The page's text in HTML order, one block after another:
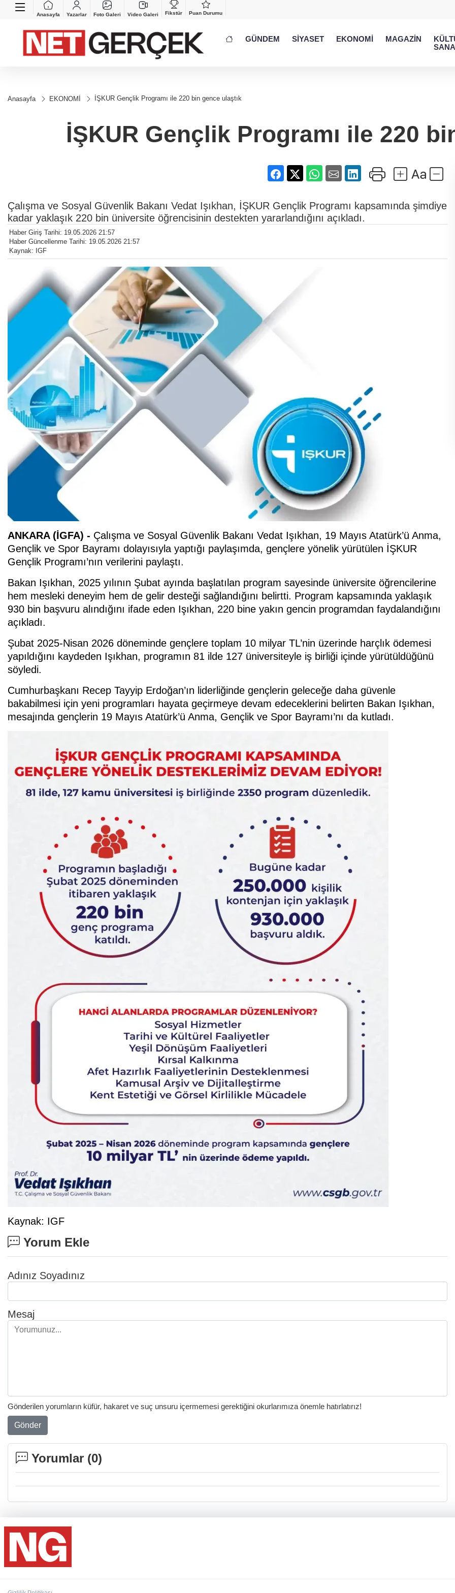
Anasayfa Yazarlar Foto Galeri Video Galeri Fikstür Puan Durumu
GÜNDEM SİYASET EKONOMİ MAGAZİN
Anasayfa EKONOMİ İŞKUR Gençlik Programı ile 220 bin gence ulaştık
İŞKUR Gençlik Programı ile 220
Çalışma ve Sosyal Güvenlik Bakanı Vedat Işıkhan, İŞKUR Gençlik Programı kapsamında şimdiye
kadar yaklaşık 220 bin üniversite öğrencisinin destekten yararlandığını açıkladı.
Haber Giriş Tarihi: 19.05.2026 21:57
Haber Güncellenme Tarihi: 19.05.2026 21:57
Kaynak: IGF
ANKARA (İGFA) - Çalışma ve Sosyal Güvenlik Bakanı Vedat Işıkhan, 19 Mayıs Atatürk’ü Anma,
Gençlik ve Spor Bayramı dolayısıyla yaptığı paylaşımda, gençlere yönelik yürütülen İŞKUR
Gençlik Programı’nın verilerini paylaştı.
Bakan Işıkhan, 2025 yılının Şubat ayında başlatılan program sayesinde üniversite öğrencilerine
hem mesleki deneyim hem de gelir desteği sağlandığını belirtti. Program kapsamında yaklaşık
930 bin başvuru alındığını ifade eden Işıkhan, 220 bine yakın gencin programdan faydalandığını
açıkladı.
Şubat 2025-Nisan 2026 döneminde gençlere toplam 10 milyar TL’nin üzerinde harçlık ödemesi
yapıldığını kaydeden Işıkhan, programın 81 ilde 127 üniversiteyle iş birliği içinde yürütüldüğünü
söyledi.
Cumhurbaşkanı Recep Tayyip Erdoğan’ın liderliğinde gençlerin geleceğe daha güvenle
bakabilmesi için yeni programları hayata geçirmeye devam edeceklerini belirten Bakan Işıkhan,
mesajında gençlerin 19 Mayıs Atatürk’ü Anma, Gençlik ve Spor Bayramı’nı da kutladı.
Kaynak: IGF
Yorum Ekle
Adınız Soyadınız
Mesaj
Gönderilen yorumların küfür, hakaret ve suç unsuru içermemesi gerektiğini okurlarımıza önemle hatırlatırız!
Gönder
Yorumlar (0)